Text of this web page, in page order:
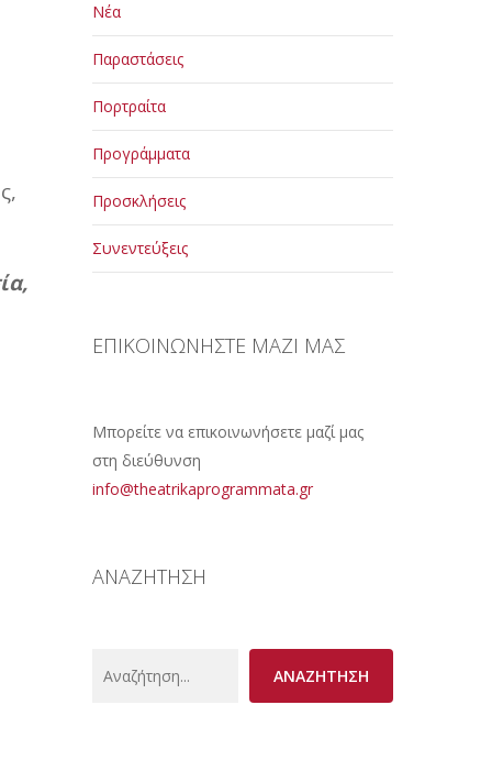
Νέα
Παραστάσεις
Πορτραίτα
Προγράμματα
Προσκλήσεις
Συνεντεύξεις
ΕΠΙΚΟΙΝΩΝΗΣΤΕ ΜΑΖΙ ΜΑΣ
Μπορείτε να επικοινωνήσετε μαζί μας
στη διεύθυνση
info@theatrikaprogrammata.gr
ΑΝΑΖΗΤΗΣΗ
ΑΝΑΖΗΤΗΣΗ